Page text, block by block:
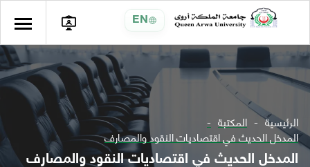
EN
الرئيسية المكتبة
المدخل الحديث في اقتصاديات النقود والمصارف
المدخل الحديث في اقتصاديات النقود والمصارف